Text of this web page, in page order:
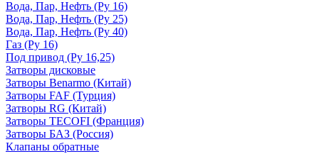
Вода, Пар, Нефть (Ру 16)
Вода, Пар, Нефть (Ру 25)
Вода, Пар, Нефть (Ру 40)
Газ (Ру 16)
Под привод (Ру 16,25)
Затворы дисковые
Затворы Benarmo (Китай)
Затворы FAF (Турция)
Затворы RG (Китай)
Затворы TECOFI (Франция)
Затворы БАЗ (Россия)
Клапаны обратные